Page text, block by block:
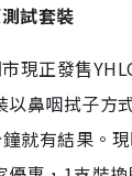
試套裝
現正發售
鼻咽拭子方
就有結果。